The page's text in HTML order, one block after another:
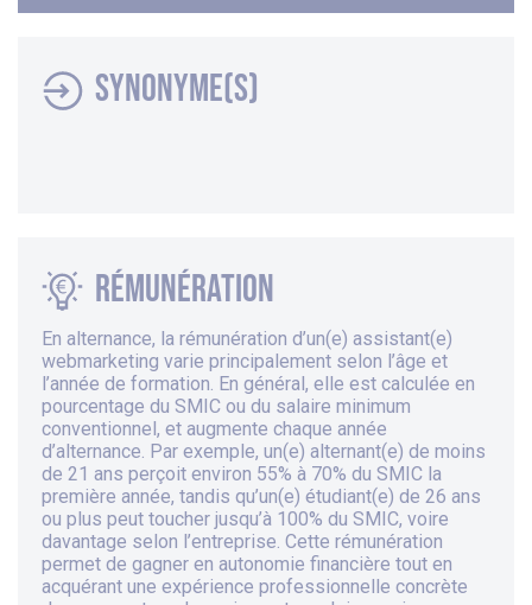
Synonyme(s)
Rémunération
En alternance, la rémunération d’un(e) assistant(e)
webmarketing varie principalement selon l’âge et
l’année de formation. En général, elle est calculée en
pourcentage du SMIC ou du salaire minimum
conventionnel, et augmente chaque année
d’alternance. Par exemple, un(e) alternant(e) de moins
de 21 ans perçoit environ 55% à 70% du SMIC la
première année, tandis qu’un(e) étudiant(e) de 26 ans
ou plus peut toucher jusqu’à 100% du SMIC, voire
davantage selon l’entreprise. Cette rémunération
permet de gagner en autonomie financière tout en
acquérant une expérience professionnelle concrète